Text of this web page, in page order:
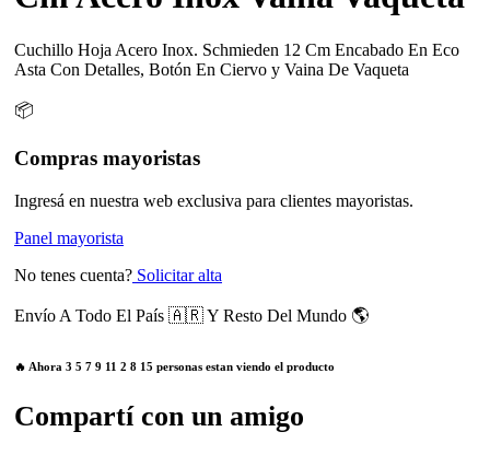
Cuchillo Hoja Acero Inox. Schmieden 12 Cm Encabado En Eco
Asta Con Detalles, Botón En Ciervo y Vaina De Vaqueta
📦
Compras mayoristas
Ingresá en nuestra web exclusiva para clientes mayoristas.
Panel mayorista
No tenes cuenta? Solicitar alta
Envío A Todo El País 🇦🇷 Y Resto Del Mundo 🌎
🔥 Ahora 3 5 7 9 11 2 8 15 personas estan viendo el producto
Compartí con un amigo